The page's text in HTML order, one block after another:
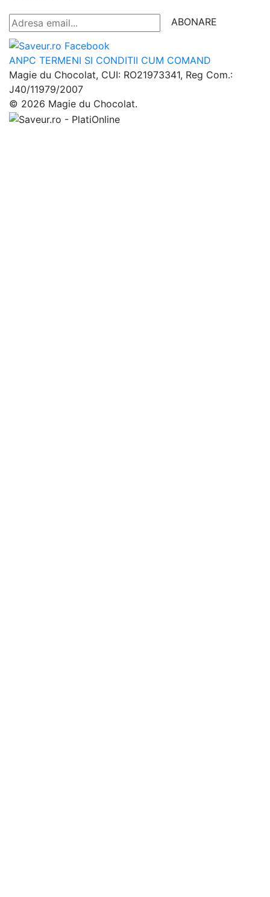
ABONARE
ANPC TERMENI SI CONDITII CUM COMAND
Magie du Chocolat, CUI: RO21973341, Reg Com.:
J40/11979/2007
© 2026 Magie du Chocolat.